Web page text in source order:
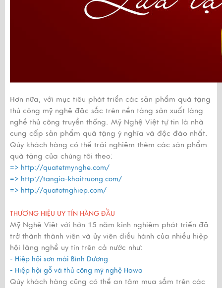
Hơn nữa, với mục tiêu phát triển các sản phẩm quà tặng
thủ công mỹ nghệ đặc sắc trên nền tảng sản xuất làng
nghề thủ công truyền thống. Mỹ Nghệ Việt tự tin là nhà
cung cấp sản phẩm quà tặng ý nghĩa và độc đáo nhất.
Qúy khách hàng có thể trải nghiệm thêm các sản phẩm
quà tặng của chúng tôi theo:
=> http://quatetmynghe.com/
=> http://tangia-khaitruong.com/
=> http://quatotnghiep.com/
THƯƠNG HIỆU UY TÍN HÀNG ĐẦU
Mỹ Nghệ Việt với hớn 15 năm kinh nghiệm phát triển đã
trở thành thành viên và ủy viên điều hành của nhiều hiệp
hội làng nghề uy tín trên cả nước như:
- Hiệp hội sơn mài Bình Dương
- Hiệp hội gỗ và thủ công mỹ nghệ Hawa
Qúy khách hàng cũng có thể an tâm mua sắm trên các